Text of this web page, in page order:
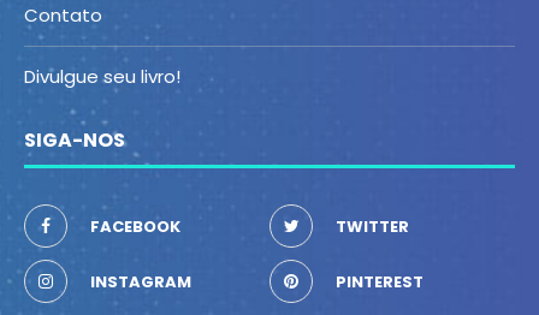
Contato
Divulgue seu livro!
SIGA-NOS
FACEBOOK TWITTER
INSTAGRAM PINTEREST